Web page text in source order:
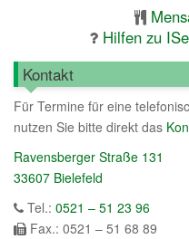
Hilfen zu
Kontakt
Für Termine für eine
nutzen Sie bitte direkt das
Ravensberger Straße 131
33607 Bielefeld
Tel.: 0521 – 51 23 96
Fax.: 0521 – 51 68 89